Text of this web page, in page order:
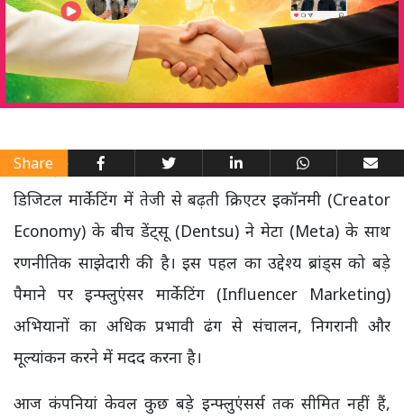
Share
डिजिटल मार्केटिंग में तेजी से बढ़ती क्रिएटर इकॉनमी (Creator
Economy) के बीच डेंट्सू (Dentsu) ने मेटा (Meta) के साथ
रणनीतिक साझेदारी की है। इस पहल का उद्देश्य ब्रांड्स को बड़े
पैमाने पर इन्फ्लुएंसर मार्केटिंग (Influencer Marketing)
अभियानों का अधिक प्रभावी ढंग से संचालन, निगरानी और
मूल्यांकन करने में मदद करना है।
आज कंपनियां केवल कुछ बड़े इन्फ्लुएंसर्स तक सीमित नहीं हैं,